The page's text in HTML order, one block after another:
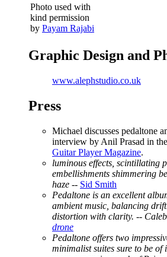
Photo used with
kind permission
by Payam Rajabi
Graphic Design and
www.alephstudio.co.uk
Press
Michael discusses pedaltone
interview by Anil Prasad in the
Guitar Player Magazine.
luminous effects, scintillating
embellishments shimmering
haze -- Sid Smith
Pedaltone is an excellent
ambient music, balancing
distortion with clarity. --
drone
Pedaltone offers two
minimalist suites sure to be of